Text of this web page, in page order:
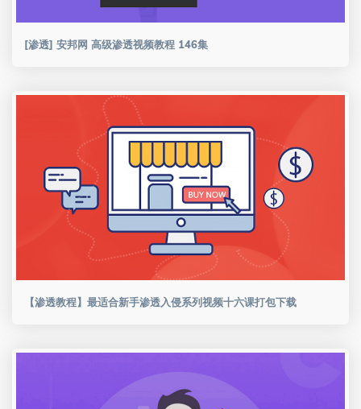
[渗透] 安邦网 高级渗透视频教程 146集
【渗透教程】最适合新手渗透入侵系列视频十六课打包下载